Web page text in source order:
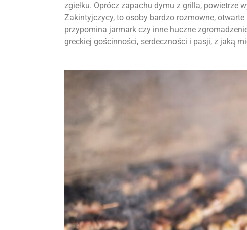
zgiełku. Oprócz zapachu dymu z grilla, powietrze
Zakintyjczycy, to osoby bardzo rozmowne,
przypomina jarmark czy inne huczne
greckiej gościnności, serdeczności i pasji, z jaką